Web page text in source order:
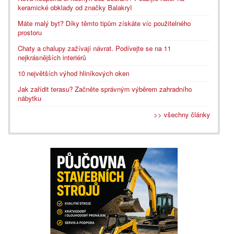
keramické obklady od značky Balakryl
Máte malý byt? Díky těmto tipům získáte víc použitelného
prostoru
Chaty a chalupy zažívají návrat. Podívejte se na 11
nejkrásnějších interiérů
10 největších výhod hliníkových oken
Jak zařídit terasu? Začněte správným výběrem zahradního
nábytku
>> všechny články